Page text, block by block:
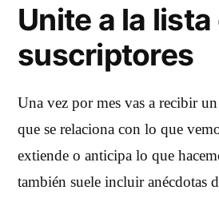
Unite a la lista
suscriptores
Una vez por mes vas a recibir
que se relaciona con lo que
extiende o anticipa lo que
también suele incluir anécdotas